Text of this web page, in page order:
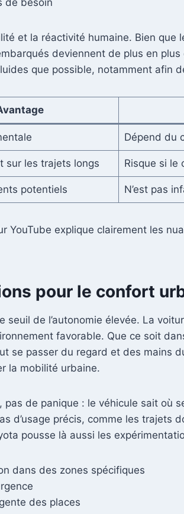
de besoin
et la réactivité humaine. Bien que
deviennent de plus en
que possible, notamment afin
Dépend du
sur les trajets longs Risque si le
potentiels N’est pas
YouTube explique clairement les
pour le confort
de l’autonomie élevée. La
favorable. Que ce soit
se passer du regard et des mains
la mobilité urbaine.
de panique : le véhicule sait où
d’usage précis, comme les trajets
pousse là aussi les
dans des zones spécifiques
des places